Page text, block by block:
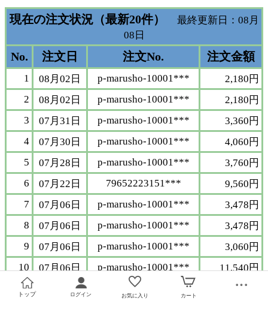
トップ ログイン お気に入り カート